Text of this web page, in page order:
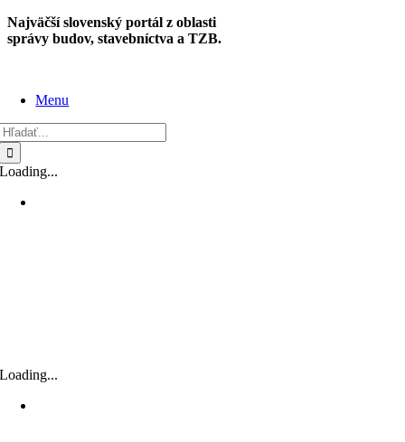
Skip
to
Najväčší slovenský portál z oblasti
správy budov, stavebníctva a TZB.
Menu
Loading...
Loading...